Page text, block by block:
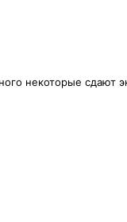
некоторые сдают